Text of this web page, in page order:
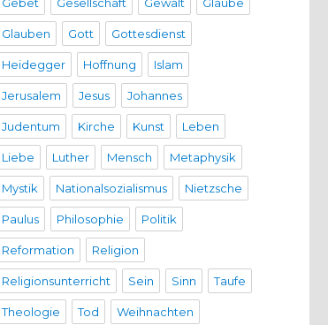
Glauben Gott Gottesdienst
Heidegger Hoffnung Islam
Jerusalem Jesus Johannes
Judentum Kirche Kunst Leben
Liebe Luther Mensch Metaphysik
Mystik Nationalsozialismus Nietzsche
Paulus Philosophie Politik
Reformation Religion
Religionsunterricht Sein Sinn Taufe
Theologie Tod Weihnachten